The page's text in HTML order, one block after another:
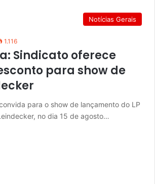
Notícias Gerais
1.116
Sindicato oferece
para show de
para o show de lançamento do LP
no dia 15 de agosto…